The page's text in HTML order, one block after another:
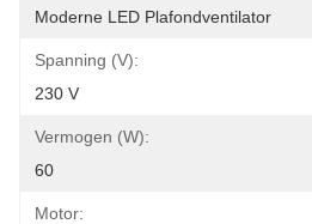
Moderne LED Plafondventilator
Spanning (V):
230 V
Vermogen (W):
60
Motor: